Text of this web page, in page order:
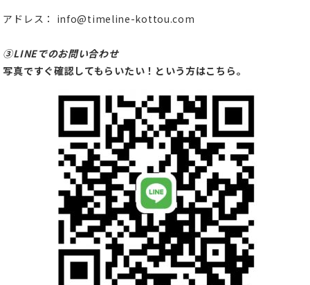
アドレス： info@timeline-kottou.com
③LINEでのお問い合わせ
写真ですぐ確認してもらいたい！という方はこちら。